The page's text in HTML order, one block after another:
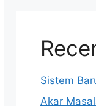
Sistem
Akar